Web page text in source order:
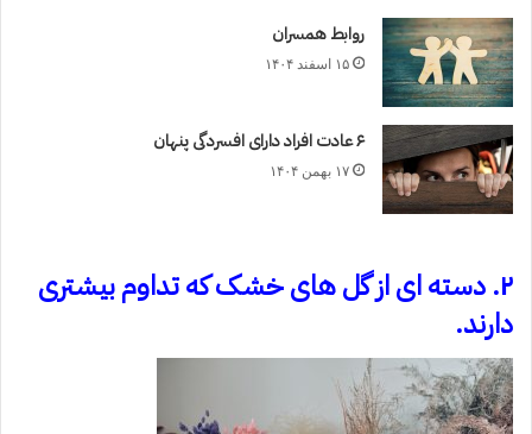
روابط همسران
۱۵ اسفند ۱۴۰۴
۶ عادت افراد دارای افسردگی پنهان
۱۷ بهمن ۱۴۰۴
۲. دسته ای از گل های خشک که تداوم بیشتری
دارند.